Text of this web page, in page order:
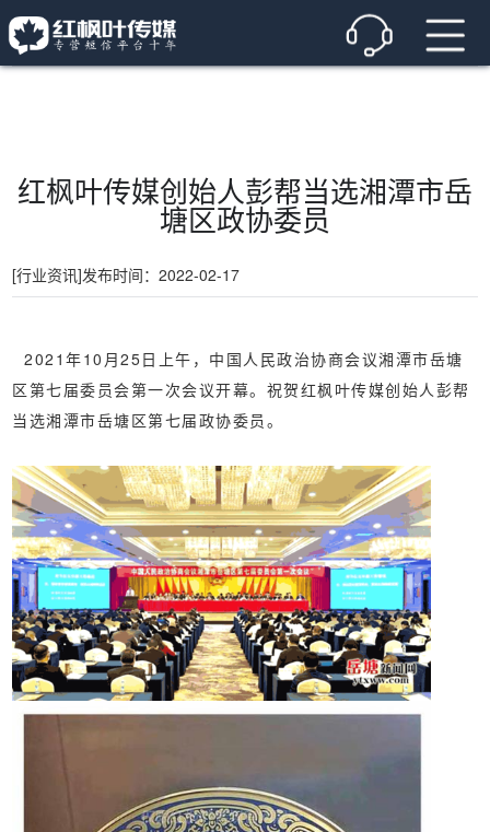
红枫叶传媒创始人彭帮当选湘潭市岳
塘区政协委员
[行业资讯]发布时间：2022-02-17
2021年10月25日上午，中国人民政治协商会议湘潭市岳塘
区第七届委员会第一次会议开幕。祝贺红枫叶传媒创始人彭帮
当选湘潭市岳塘区第七届政协委员。